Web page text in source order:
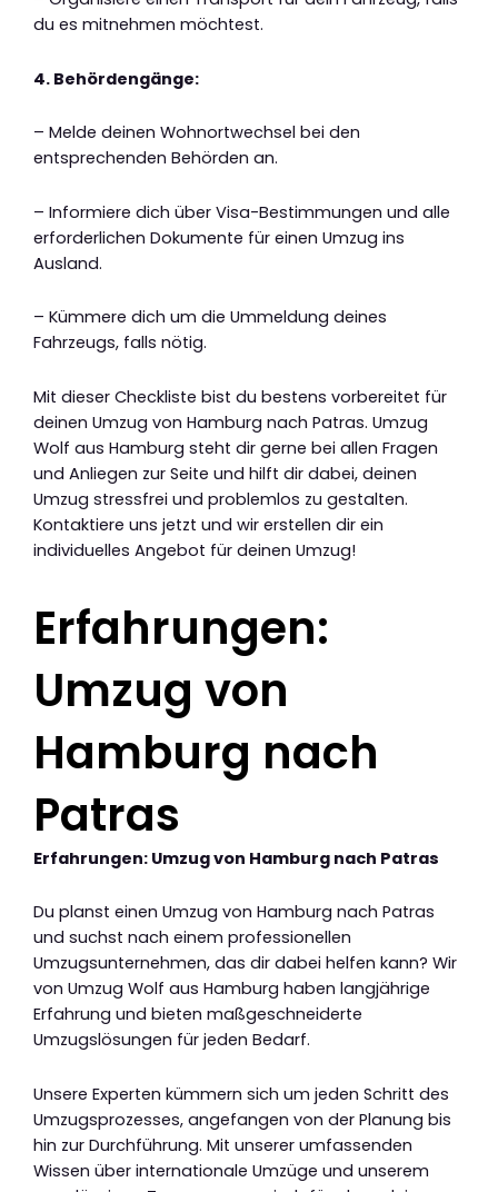
du es mitnehmen möchtest.
4. Behördengänge:
– Melde deinen Wohnortwechsel bei den
entsprechenden Behörden an.
– Informiere dich über Visa-Bestimmungen und alle
erforderlichen Dokumente für einen Umzug ins
Ausland.
– Kümmere dich um die Ummeldung deines
Fahrzeugs, falls nötig.
Mit dieser Checkliste bist du bestens vorbereitet für
deinen Umzug von Hamburg nach Patras. Umzug
Wolf aus Hamburg steht dir gerne bei allen Fragen
und Anliegen zur Seite und hilft dir dabei, deinen
Umzug stressfrei und problemlos zu gestalten.
Kontaktiere uns jetzt und wir erstellen dir ein
individuelles Angebot für deinen Umzug!
Erfahrungen:
Umzug von
Hamburg nach
Patras
Erfahrungen: Umzug von Hamburg nach Patras
Du planst einen Umzug von Hamburg nach Patras
und suchst nach einem professionellen
Umzugsunternehmen, das dir dabei helfen kann? Wir
von Umzug Wolf aus Hamburg haben langjährige
Erfahrung und bieten maßgeschneiderte
Umzugslösungen für jeden Bedarf.
Unsere Experten kümmern sich um jeden Schritt des
Umzugsprozesses, angefangen von der Planung bis
hin zur Durchführung. Mit unserer umfassenden
Wissen über internationale Umzüge und unserem